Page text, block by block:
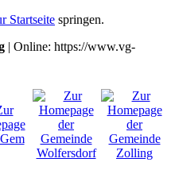
Startseite springen.
| Online: https://www.vg-